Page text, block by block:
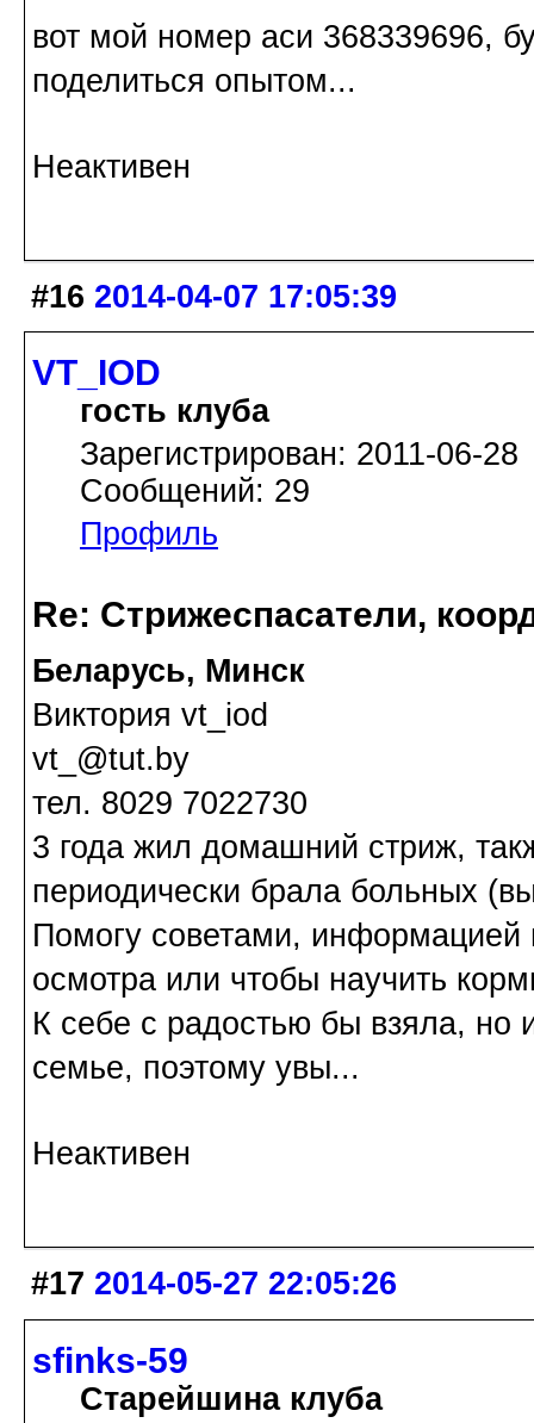
вот мой номер аси 368339696,
поделиться опытом...
Неактивен
#16 2014-04-07 17:05:39
VT_IOD
гость клуба
Зарегистрирован: 2011-06-28
Сообщений: 29
Профиль
Re: Стрижеспасатели,
Беларусь, Минск
Виктория vt_iod
vt_@tut.by
тел. 8029 7022730
3 года жил домашний стриж,
периодически брала больных
Помогу советами, информацией
осмотра или чтобы научить
К себе с радостью бы взяла, но
семье, поэтому увы...
Неактивен
#17 2014-05-27 22:05:26
sfinks-59
Старейшина клуба